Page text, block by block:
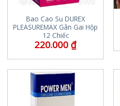
Bao Cao Su DUREX
PLEASUREMAX Gân Gai Hộp
12 Chiếc
220.000 ₫